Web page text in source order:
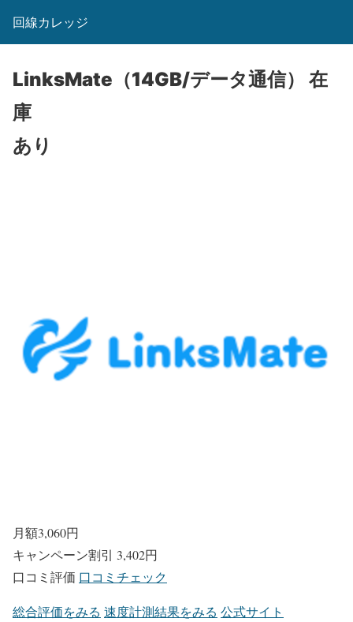
回線カレッジ
LinksMate（14GB/データ通信） 在
庫
あり
月額3,060円
キャンペーン割引 3,402円
口コミ評価 口コミチェック
総合評価をみる 速度計測結果をみる 公式サイト